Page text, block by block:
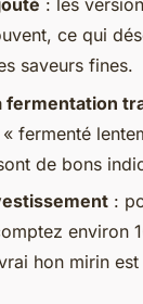
: les
ce qui
saveurs fines.
fermentation
fermenté
de bons
:
environ
hon mirin